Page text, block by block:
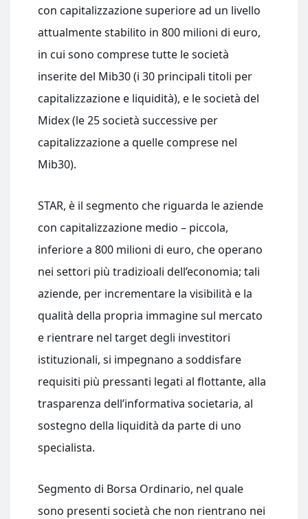
con capitalizzazione superiore ad un livello
attualmente stabilito in 800 milioni di euro,
in cui sono comprese tutte le società
inserite del Mib30 (i 30 principali titoli per
capitalizzazione e liquidità), e le società del
Midex (le 25 società successive per
capitalizzazione a quelle comprese nel
Mib30).
STAR, è il segmento che riguarda le aziende
con capitalizzazione medio – piccola,
inferiore a 800 milioni di euro, che operano
nei settori più tradizioali dell’economia; tali
aziende, per incrementare la visibilità e la
qualità della propria immagine sul mercato
e rientrare nel target degli investitori
istituzionali, si impegnano a soddisfare
requisiti più pressanti legati al flottante, alla
trasparenza dell’informativa societaria, al
sostegno della liquidità da parte di uno
specialista.
Segmento di Borsa Ordinario, nel quale
sono presenti società che non rientrano nei